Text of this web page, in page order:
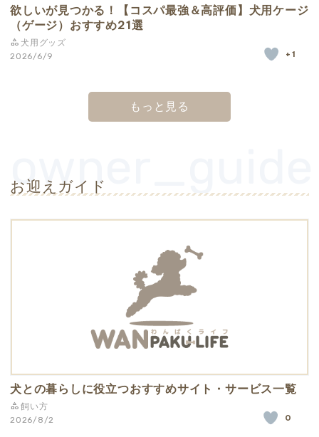
欲しいが見つかる！【コスパ最強＆高評価】犬用ケージ
（ゲージ）おすすめ21選
犬用グッズ
2026/6/9 +1
もっと見る
お迎えガイド
犬との暮らしに役立つおすすめサイト・サービス一覧
飼い方
2026/8/2 0